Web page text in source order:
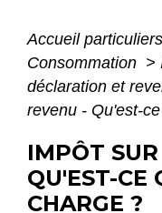
Accueil particuliers
Consommation >
déclaration et
revenu - Qu'est-
IMPÔT
QU'EST-CE
CHARGE ?